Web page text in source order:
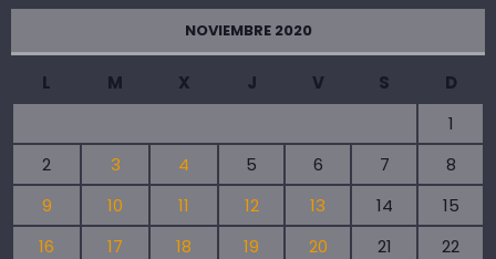
NOVIEMBRE 2020
L M X J V S
D
1
2
3 4 5 6 7
8
9
10 11 12 13 14
15
16
17 18 19 20 21
22